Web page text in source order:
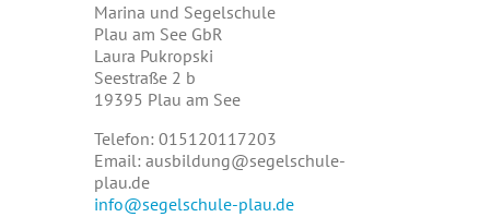
Marina und Segelschule
Plau am See GbR
Laura Pukropski
Seestraße 2 b
19395 Plau am See
Telefon: 015120117203
Email: ausbildung@segelschule-
plau.de
info@segelschule-plau.de